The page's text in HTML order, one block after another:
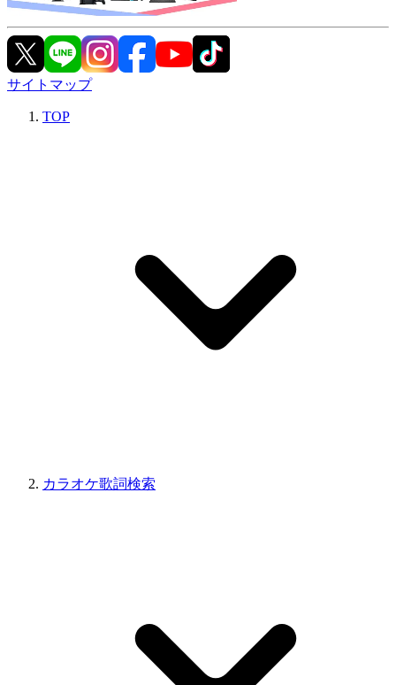
サイトマップ
TOP
カラオケ歌詞検索